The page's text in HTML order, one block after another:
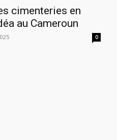
cimenteries en
au Cameroun
0